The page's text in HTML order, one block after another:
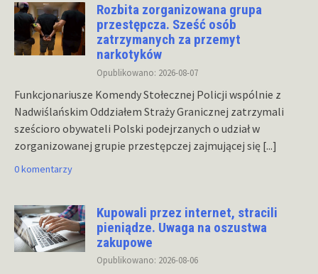
Rozbita zorganizowana grupa
przestępcza. Sześć osób
zatrzymanych za przemyt
narkotyków
Opublikowano: 2026-08-07
Funkcjonariusze Komendy Stołecznej Policji wspólnie z
Nadwiślańskim Oddziałem Straży Granicznej zatrzymali
sześcioro obywateli Polski podejrzanych o udział w
zorganizowanej grupie przestępczej zajmującej się [...]
0 komentarzy
Kupowali przez internet, stracili
pieniądze. Uwaga na oszustwa
zakupowe
Opublikowano: 2026-08-06